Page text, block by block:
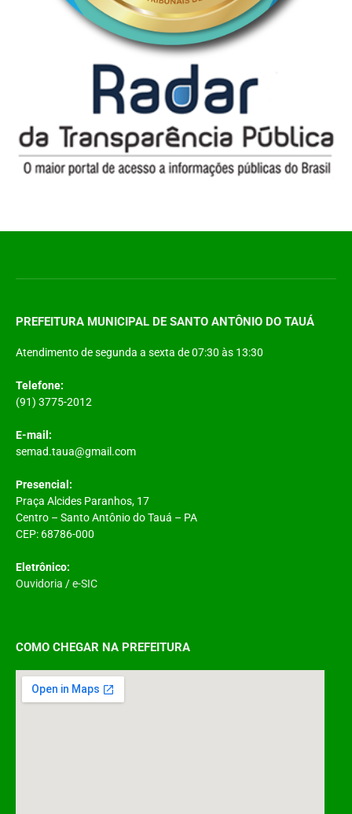
PREFEITURA MUNICIPAL DE SANTO ANTÔNIO DO TAUÁ
Atendimento de segunda a sexta de 07:30 às 13:30
Telefone:
(91) 3775-2012
E-mail:
semad.taua@gmail.com
Presencial:
Praça Alcides Paranhos, 17
Centro – Santo Antônio do Tauá – PA
CEP: 68786-000
Eletrônico:
Ouvidoria /e-SIC
COMO CHEGAR NA PREFEITURA